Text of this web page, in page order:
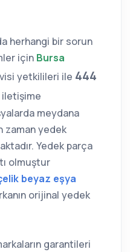
herhangi bir sorun
için Bursa
yetkilileri ile 444
meydana
zaman yedek
Yedek parça
olmuştur
beyaz eşya
orijinal yedek
garantileri